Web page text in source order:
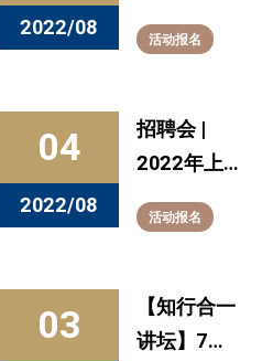
2022/08
17日预告：
生命不息，
活动报名
04
2022/08
招聘会 |
2022年上
海市夏季高
层次人才
场）招聘会
等你来参
活动报名
03
【知行合一
讲坛】7月